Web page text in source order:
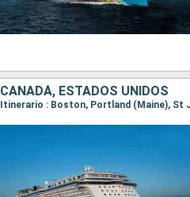
CANADÁ, ESTADOS UNIDOS
Itinerario : Boston, Portland (Maine), St